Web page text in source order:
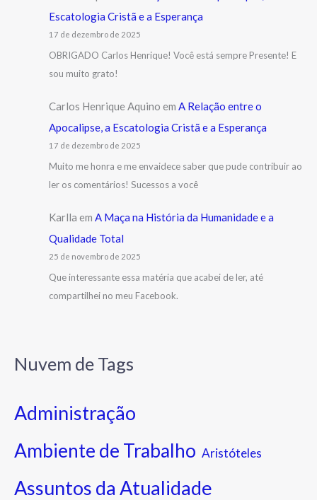
Escatologia Cristã e a Esperança
17 de dezembro de 2025
OBRIGADO Carlos Henrique! Você está sempre Presente! E
sou muito grato!
Carlos Henrique Aquino em A Relação entre o
Apocalipse, a Escatologia Cristã e a Esperança
17 de dezembro de 2025
Muito me honra e me envaidece saber que pude contribuir ao
ler os comentários! Sucessos a você
Karlla em A Maça na História da Humanidade e a
Qualidade Total
25 de novembro de 2025
Que interessante essa matéria que acabei de ler, até
compartilhei no meu Facebook.
Nuvem de Tags
Administração
Ambiente de Trabalho Aristóteles
Assuntos da Atualidade